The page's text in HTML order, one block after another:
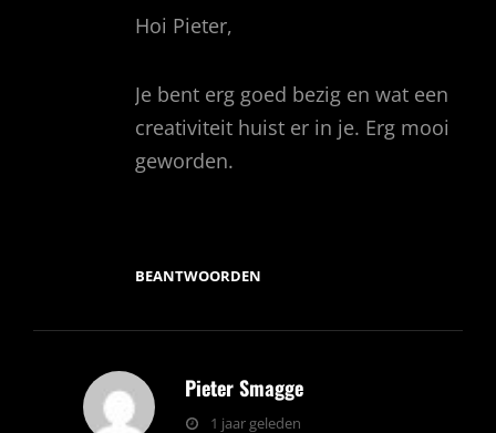
Hoi Pieter,
Je bent erg goed bezig en wat een
creativiteit huist er in je. Erg mooi
geworden.
BEANTWOORDEN
Pieter Smagge
zegt:1 jaar geleden